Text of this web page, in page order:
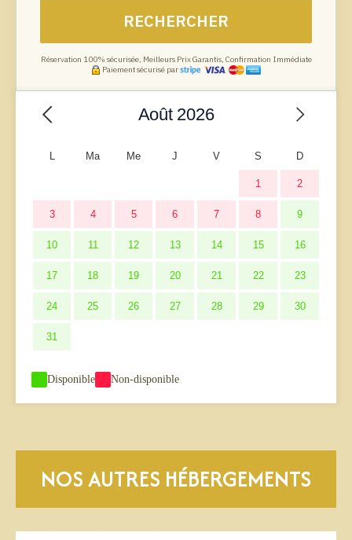
RECHERCHER
Réservation 100% sécurisée, Meilleurs Prix Garantis, Confirmation Immédiate
Paiement sécurisé par
Août 2026
L Ma Me J V S D
1 2
3 4 5 6 7 8 9
10 11 12 13 14 15 16
17 18 19 20 21 22 23
24 25 26 27 28 29 30
31
Disponible Non-disponible
NOS AUTRES HÉBERGEMENTS